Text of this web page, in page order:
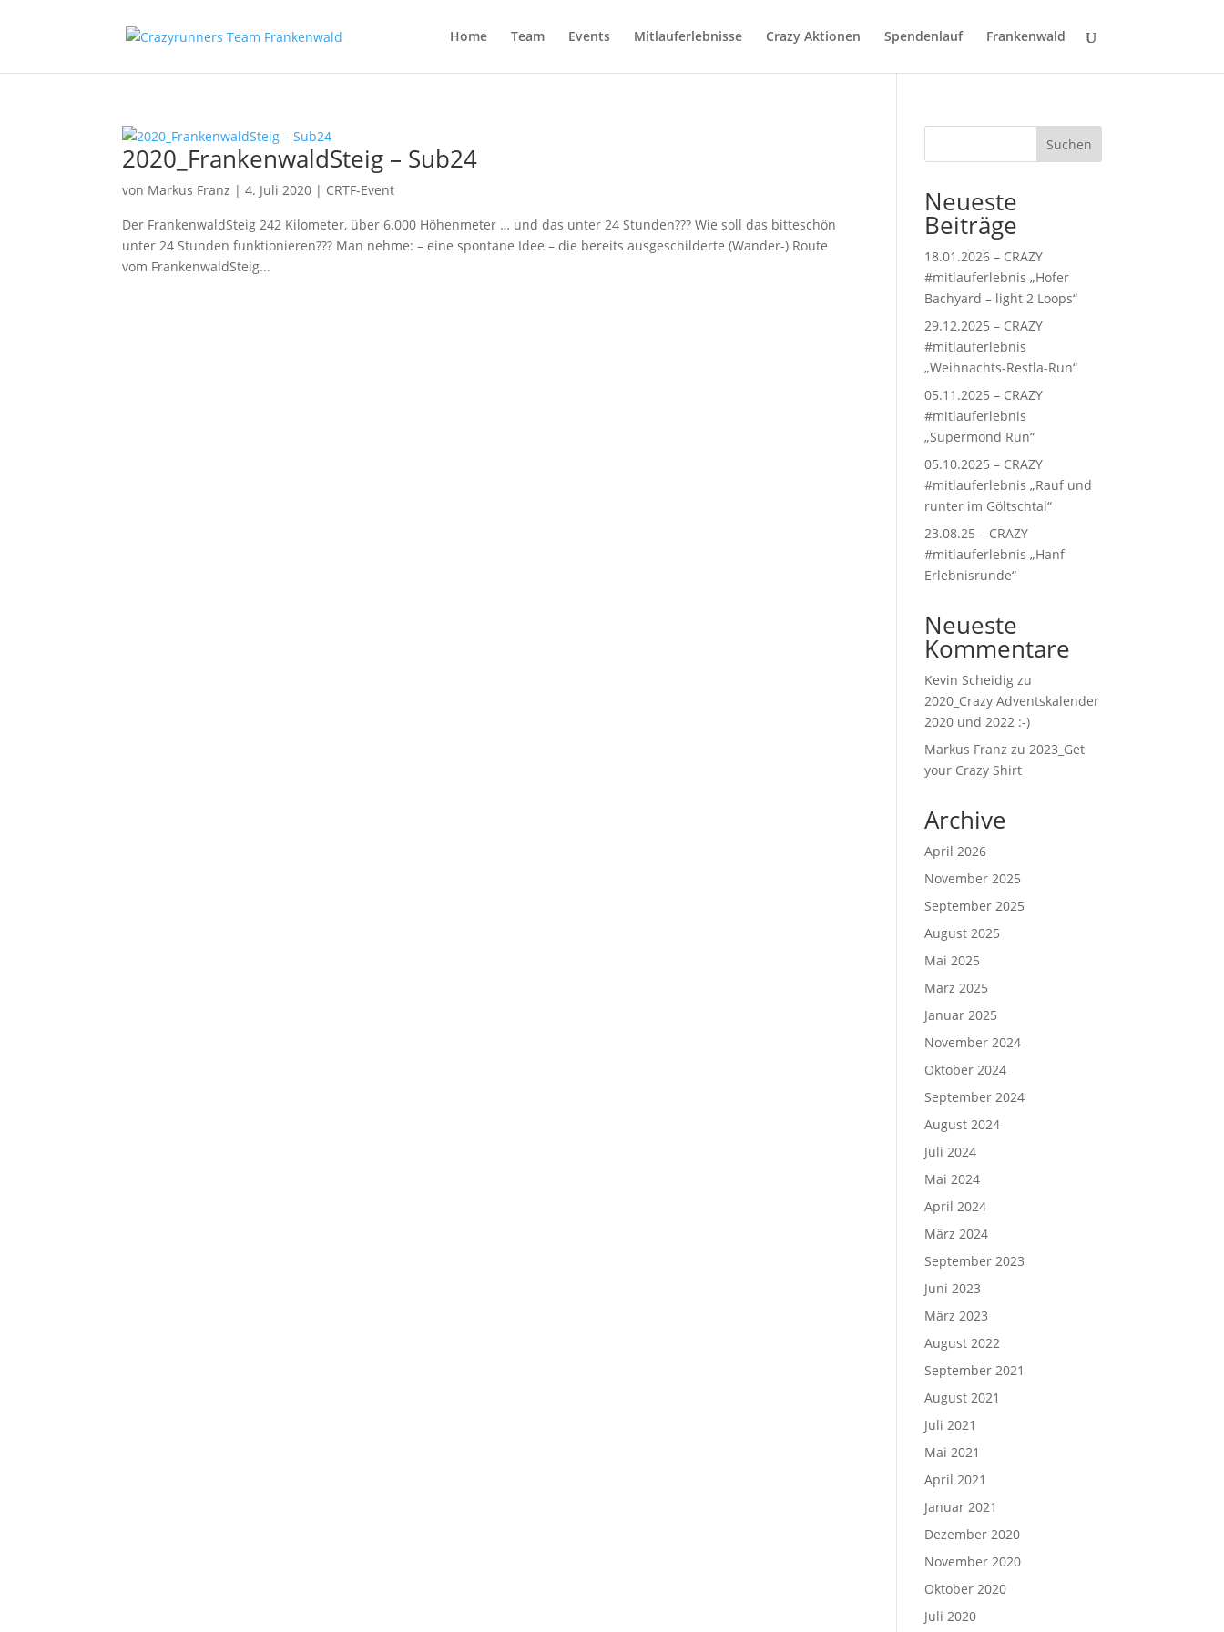
Home Team Events Mitlauferlebnisse Crazy Aktionen Spendenlauf Frankenwald
2020_FrankenwaldSteig – Sub24
von Markus Franz |4. Juli 2020 | CRTF-Event
Der FrankenwaldSteig 242 Kilometer, über 6.000 Höhenmeter … und das unter 24 Stunden??? Wie soll das bitteschön
unter 24 Stunden funktionieren??? Man nehme: – eine spontane Idee – die bereits ausgeschilderte (Wander-) Route
vom FrankenwaldSteig...
Suchen
Neueste
Beiträge
18.01.2026 – CRAZY
#mitlauferlebnis „Hofer
Bachyard – light 2 Loops“
29.12.2025 – CRAZY
#mitlauferlebnis
„Weihnachts-Restla-Run“
05.11.2025 – CRAZY
#mitlauferlebnis
„Supermond Run“
05.10.2025 – CRAZY
#mitlauferlebnis „Rauf und
runter im Göltschtal“
23.08.25 – CRAZY
#mitlauferlebnis „Hanf
Erlebnisrunde“
Neueste
Kommentare
Kevin Scheidig zu
2020_Crazy Adventskalender
2020 und 2022 :-)
Markus Franz zu2023_Get
your Crazy Shirt
Archive
April 2026
November 2025
September 2025
August 2025
Mai 2025
März 2025
Januar 2025
November 2024
Oktober 2024
September 2024
August 2024
Juli 2024
Mai 2024
April 2024
März 2024
September 2023
Juni 2023
März 2023
August 2022
September 2021
August 2021
Juli 2021
Mai 2021
April 2021
Januar 2021
Dezember 2020
November 2020
Oktober 2020
Juli 2020